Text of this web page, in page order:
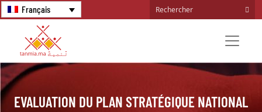
Français
EVALUATION DU PLAN STRATÉGIQUE NATIONAL